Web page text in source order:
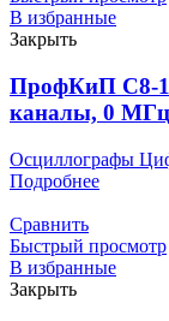
В избранные
Закрыть
ПрофКиП С8-
каналы, 0
Осциллографы
Подробнее
Сравнить
Быстрый просмотр
В избранные
Закрыть